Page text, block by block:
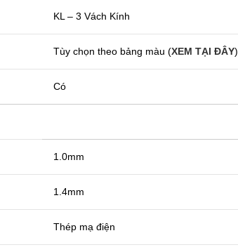
KL – 3 Vách Kính
Tùy chọn theo bảng màu (XEM TẠI ĐÂY)
Có
1.0mm
1.4mm
Thép mạ điện